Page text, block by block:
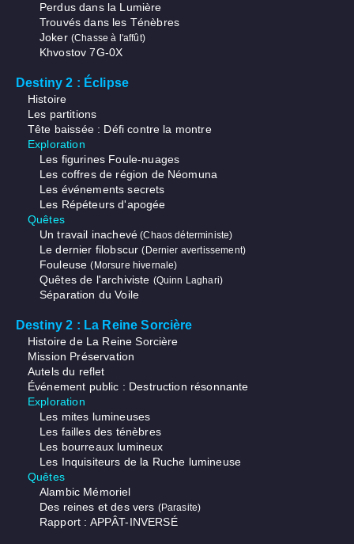
Perdus dans la Lumière
Trouvés dans les Ténèbres
Joker (Chasse à l'affût)
Khvostov 7G-0X
Destiny 2 : Éclipse
Histoire
Les partitions
Tête baissée : Défi contre la montre
Exploration
Les figurines Foule-nuages
Les coffres de région de Néomuna
Les événements secrets
Les Répéteurs d'apogée
Quêtes
Un travail inachevé (Chaos déterministe)
Le dernier filobscur(Dernier avertissement)
Fouleuse(Morsure hivernale)
Quêtes de l'archiviste (Quinn Laghari)
Séparation du Voile
Destiny 2 : La Reine Sorcière
Histoire de La Reine Sorcière
Mission Préservation
Autels du reflet
Événement public : Destruction résonnante
Exploration
Les mites lumineuses
Les failles des ténèbres
Les bourreaux lumineux
Les Inquisiteurs de la Ruche lumineuse
Quêtes
Alambic Mémoriel
Des reines et des vers (Parasite)
Rapport : APPÂT-INVERSÉ